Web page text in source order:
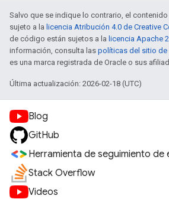
Salvo que se indique lo contrario, el
sujeto a la licencia Atribución 4.0 de Creative
de código están sujetos a la licencia Apache
información, consulta las políticas del sitio de
es una marca registrada de Oracle o sus
Última actualización: 2026-02-18 (UTC)
Blog
GitHub
Herramienta de seguimiento de
Stack Overflow
Videos